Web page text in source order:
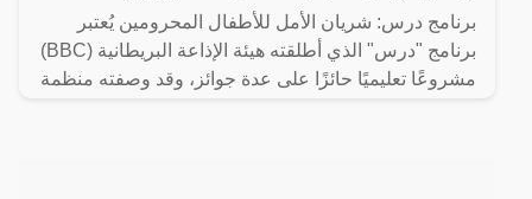
برنامج درس: شريان الأمل للأطفال المحرومين يُعتبر
برنامج "درس" الذي أطلقته هيئة الإذاعة البريطانية (BBC)
مشروعًا تعليميًا حائزًا على عدة جوائز، وقد وصفته منظمة